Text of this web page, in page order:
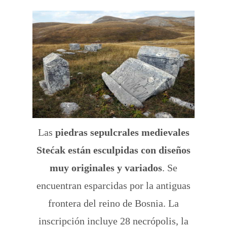
Las piedras sepulcrales medievales
Stećak están esculpidas con diseños
muy originales y variados. Se
encuentran esparcidas por la antiguas
frontera del reino de Bosnia. La
inscripción incluye 28 necrópolis, la